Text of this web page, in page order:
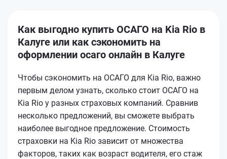
Как выгодно купить ОСАГО на Kia Rio в
Калуге или как сэкономить на
оформлении осаго онлайн в Калуге
Чтобы сэкономить на ОСАГО для Kia Rio, важно
первым делом узнать, сколько стоит ОСАГО на
Kia Rio у разных страховых компаний. Сравнив
несколько предложений, вы сможете выбрать
наиболее выгодное предложение. Стоимость
страховки на Kia Rio зависит от множества
факторов, таких как возраст водителя, его стаж